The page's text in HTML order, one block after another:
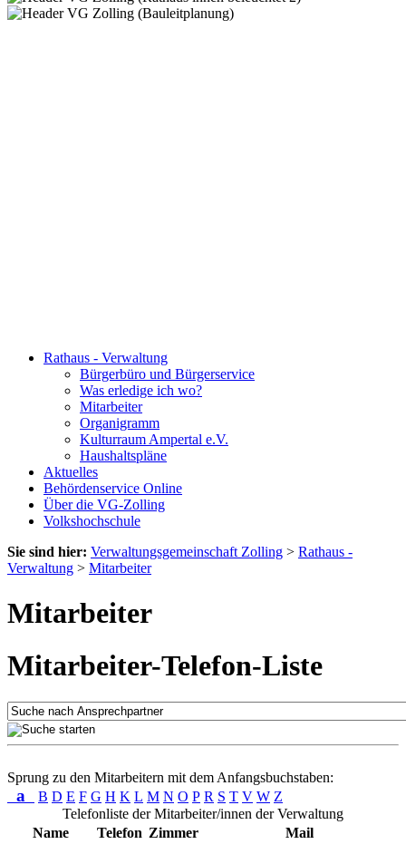
Rathaus - Verwaltung
Bürgerbüro und Bürgerservice
Was erledige ich wo?
Mitarbeiter
Organigramm
Kulturraum Ampertal e.V.
Haushaltspläne
Aktuelles
Behördenservice Online
Über die VG-Zolling
Volkshochschule
Sie sind hier: Verwaltungsgemeinschaft Zolling > Rathaus -
Verwaltung > Mitarbeiter
Mitarbeiter
Mitarbeiter-Telefon-Liste
Sprung zu den Mitarbeitern mit dem Anfangsbuchstaben:
a B D E F G H K L M N O P R S T V W Z
Telefonliste der Mitarbeiter/innen der Verwaltung
Name
Telefon Zimmer
Mail